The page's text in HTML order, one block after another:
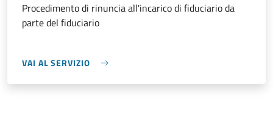
Procedimento di rinuncia all'incarico di fiduciario da
parte del fiduciario
VAI AL SERVIZIO